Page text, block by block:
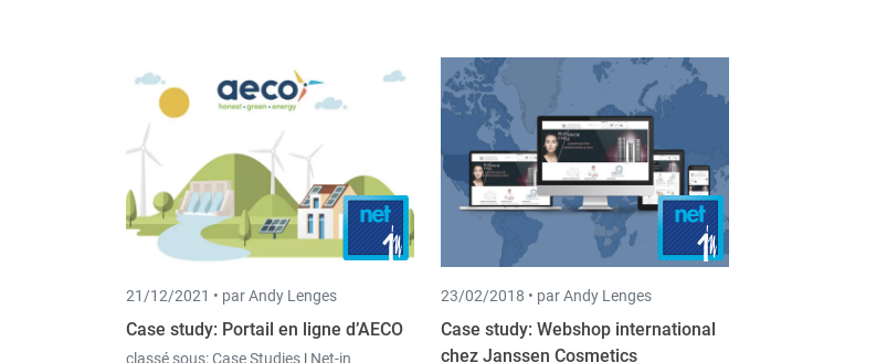
21/12/2021 • par Andy Lenges
Case study: Portail en ligne d’AECO
classé sous:Case Studies | Net-in
23/02/2018 • par Andy Lenges
Case study: Webshop international
chez Janssen Cosmetics